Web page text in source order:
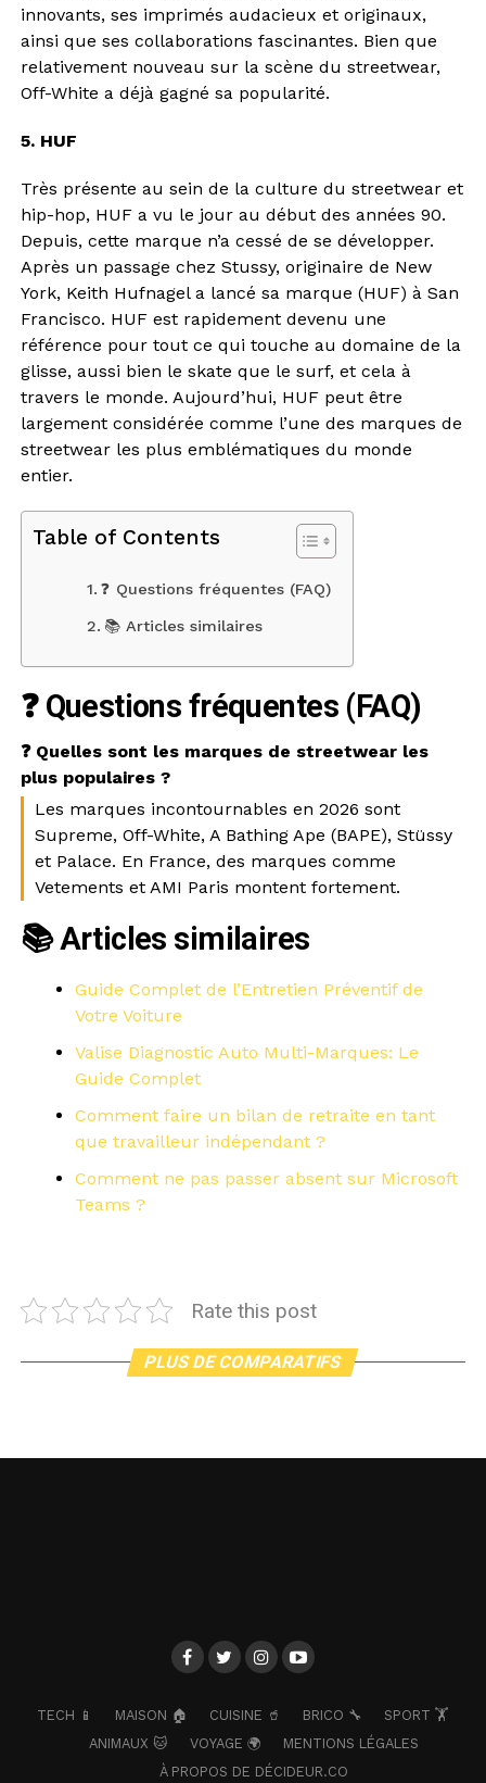
innovants, ses imprimés audacieux et originaux,
ainsi que ses collaborations fascinantes. Bien que
relativement nouveau sur la scène du streetwear,
Off-White a déjà gagné sa popularité.
5. HUF
Très présente au sein de la culture du streetwear et
hip-hop, HUF a vu le jour au début des années 90.
Depuis, cette marque n’a cessé de se développer.
Après un passage chez Stussy, originaire de New
York, Keith Hufnagel a lancé sa marque (HUF) à San
Francisco. HUF est rapidement devenu une
référence pour tout ce qui touche au domaine de la
glisse, aussi bien le skate que le surf, et cela à
travers le monde. Aujourd’hui, HUF peut être
largement considérée comme l’une des marques de
streetwear les plus emblématiques du monde
entier.
Table of Contents
❓ Questions fréquentes (FAQ)
📚 Articles similaires
❓ Questions fréquentes (FAQ)
❓ Quelles sont les marques de streetwear les
plus populaires ?
Les marques incontournables en 2026 sont
Supreme, Off-White, A Bathing Ape (BAPE), Stüssy
et Palace. En France, des marques comme
Vetements et AMI Paris montent fortement.
📚 Articles similaires
Guide Complet de l’Entretien Préventif de
Votre Voiture
Valise Diagnostic Auto Multi-Marques: Le
Guide Complet
Comment faire un bilan de retraite en tant
que travailleur indépendant ?
Comment ne pas passer absent sur Microsoft
Teams ?
Rate this post
PLUS DE COMPARATIFS
TECH 📱 MAISON 🏠 CUISINE 🥤 BRICO 🔧
SPORT 🏋️
ANIMAUX 🐱
VOYAGE 🌍
MENTIONS LÉGALES
À PROPOS DE DÉCIDEUR.CO